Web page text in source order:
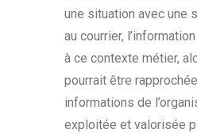
une situation avec une
au courrier,
à ce contexte métier,
pourrait être
informations de
exploitée et valorisée